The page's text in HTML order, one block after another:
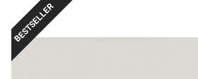
BESTSELLER